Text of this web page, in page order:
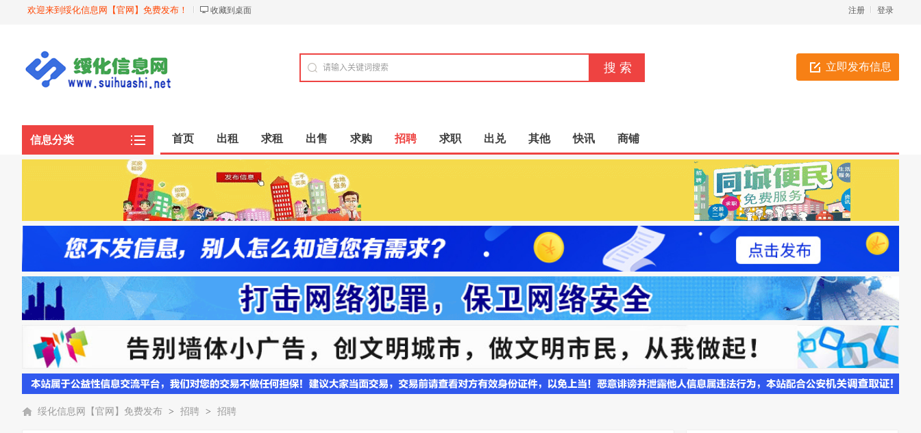
欢迎来到绥化信息网【官网】免费发布！ 收藏到桌面 登录
注册
立即发布信息
信息分类 首页 出租 求租 出售 求购 招聘 求职 出兑 其他 快讯 商铺
绥化信息网【官网】免费发布 > 招聘 > 招聘